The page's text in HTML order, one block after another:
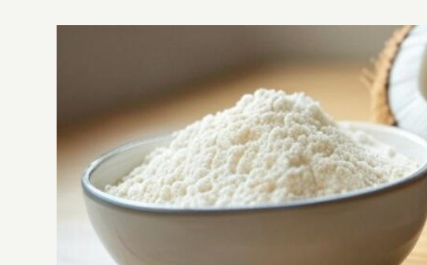
La farine de noix de coco : une bonne
glycémique ( Ig